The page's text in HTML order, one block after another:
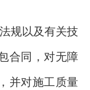
规以及有关技
合同，对无障
并对施工质量